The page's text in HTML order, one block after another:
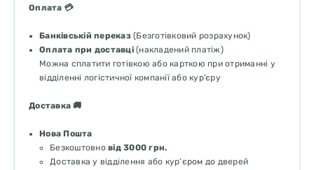
Оплата 💳
Банківській переказ(Безготівковий розрахунок)
Оплата при доставці(накладений платіж)
Можна сплатити готівкою або карткою при отриманні у
відділенні логістичної компанії або кур’єру
Доставка 🚚
Нова Пошта
Безкоштовно від 3000 грн.
Доставка у відділення або кур'єром до дверей